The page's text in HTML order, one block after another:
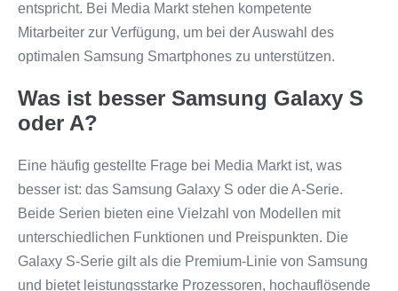
entspricht. Bei Media Markt stehen kompetente
Mitarbeiter zur Verfügung, um bei der Auswahl des
optimalen Samsung Smartphones zu unterstützen.
Was ist besser Samsung Galaxy S
oder A?
Eine häufig gestellte Frage bei Media Markt ist, was
besser ist: das Samsung Galaxy S oder die A-Serie.
Beide Serien bieten eine Vielzahl von Modellen mit
unterschiedlichen Funktionen und Preispunkten. Die
Galaxy S-Serie gilt als die Premium-Linie von Samsung
und bietet leistungsstarke Prozessoren, hochauflösende